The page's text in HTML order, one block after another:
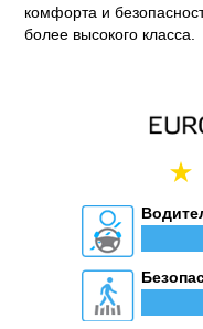
комфорта и
более высокого класса.